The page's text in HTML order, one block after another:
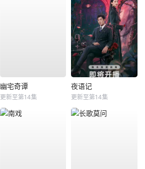
幽宅奇谭
更新至第14集
夜语记
更新至第14集